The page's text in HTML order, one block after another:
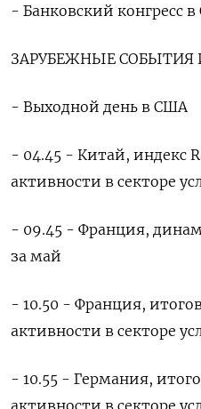
- Банковский ​конгресс
ЗАРУБЕЖНЫЕ СОБЫТИЯ
- Выходной день в США
- ​04.45 - Китай, индекс
‌активности в секторе
- 09.45 - Франция,
за ​май
- 10.50 - ​Франция,
активности в секторе
- 10.55 - Германия,
активности в секторе